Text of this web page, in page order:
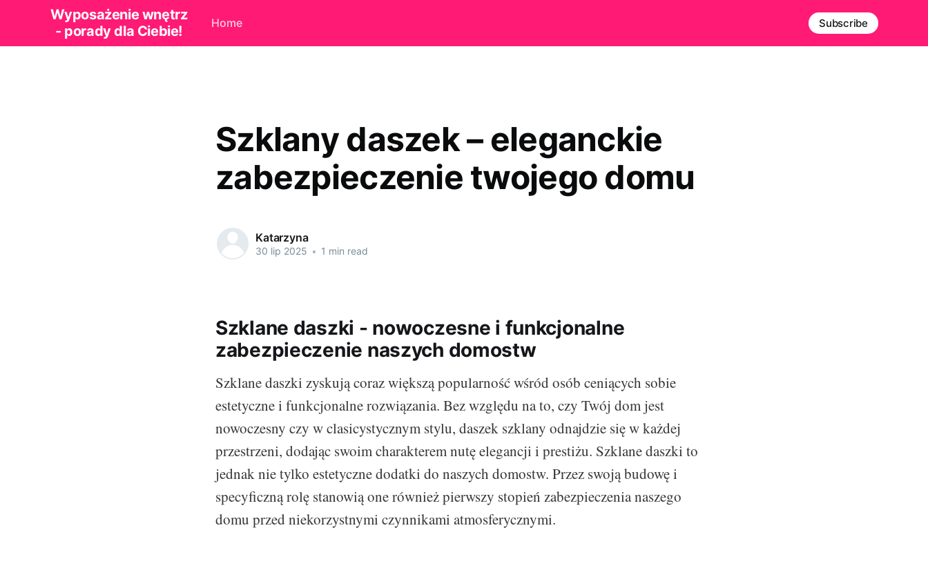
Wyposażenie wnętrz
- porady dla Ciebie!
Home Subscribe
Szklany daszek – eleganckie
zabezpieczenie twojego domu
Katarzyna
30 lip 2025 • 1 min read
Szklane daszki - nowoczesne i funkcjonalne
zabezpieczenie naszych domostw
Szklane daszki zyskują coraz większą popularność wśród osób ceniących sobie
estetyczne i funkcjonalne rozwiązania. Bez względu na to, czy Twój dom jest
nowoczesny czy w clasicystycznym stylu, daszek szklany odnajdzie się w każdej
przestrzeni, dodając swoim charakterem nutę elegancji i prestiżu. Szklane daszki to
jednak nie tylko estetyczne dodatki do naszych domostw. Przez swoją budowę i
specyficzną rolę stanowią one również pierwszy stopień zabezpieczenia naszego
domu przed niekorzystnymi czynnikami atmosferycznymi.